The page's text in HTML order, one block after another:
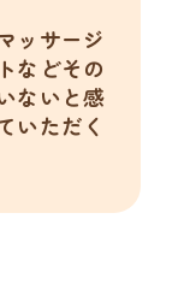
ッサージ
などその
ないと感
いただく